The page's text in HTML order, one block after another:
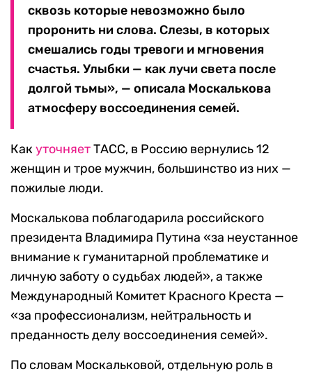
сквозь которые невозможно было
проронить ни слова. Слезы, в которых
смешались годы тревоги и мгновения
счастья. Улыбки — как лучи света после
долгой тьмы», — описала Москалькова
атмосферу воссоединения семей.
КакуточняетТАСС, в Россию вернулись 12
женщин и трое мужчин, большинство из них —
пожилые люди.
Москалькова поблагодарила российского
президента Владимира Путина «за неустанное
внимание к гуманитарной проблематике и
личную заботу о судьбах людей», а также
Международный Комитет Красного Креста —
«за профессионализм, нейтральность и
преданность делу воссоединения семей».
По словам Москальковой, отдельную роль в